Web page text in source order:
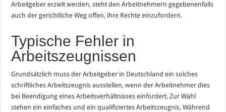
Arbeitgeber erzielt werden, steht den Arbeitnehmern gegebenenfalls
auch der gerichtliche Weg offen, ihre Rechte einzufordern.
Typische Fehler in
Arbeitszeugnissen
Grundsätzlich muss der Arbeitgeber in Deutschland ein solches
schriftliches Arbeitszeugnis ausstellen, wenn der Arbeitnehmer dies
bei Beendigung eines Arbeitsverhältnisses einfordert. Zur Wahl
stehen ein einfaches und ein qualifiziertes Arbeitszeugnis. Während